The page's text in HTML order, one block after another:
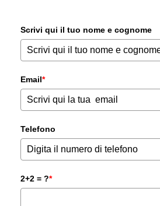
Scrivi qui il tuo nome e cognome
Email*
Telefono
2+2 = ?*